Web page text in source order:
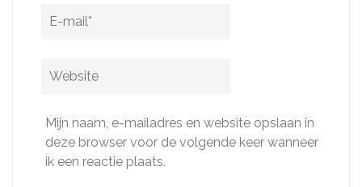
E-
Website
Mijn naam, e-mailadres en website opslaan in
deze browser voor de volgende keer wanneer
ik een reactie plaats.